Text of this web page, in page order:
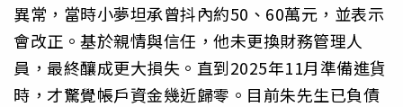
異常，當時小夢坦承曾抖內約50、60萬元，並表示
會改正。基於親情與信任，他未更換財務管理人
員，最終釀成更大損失。直到2025年11月準備進貨
時，才驚覺帳戶資金幾近歸零。目前朱先生已負債